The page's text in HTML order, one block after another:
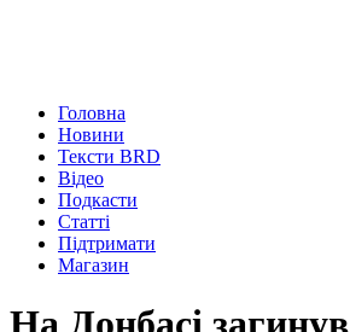
Головна
Новини
Тексти BRD
Відео
Подкасти
Статті
Підтримати
Магазин